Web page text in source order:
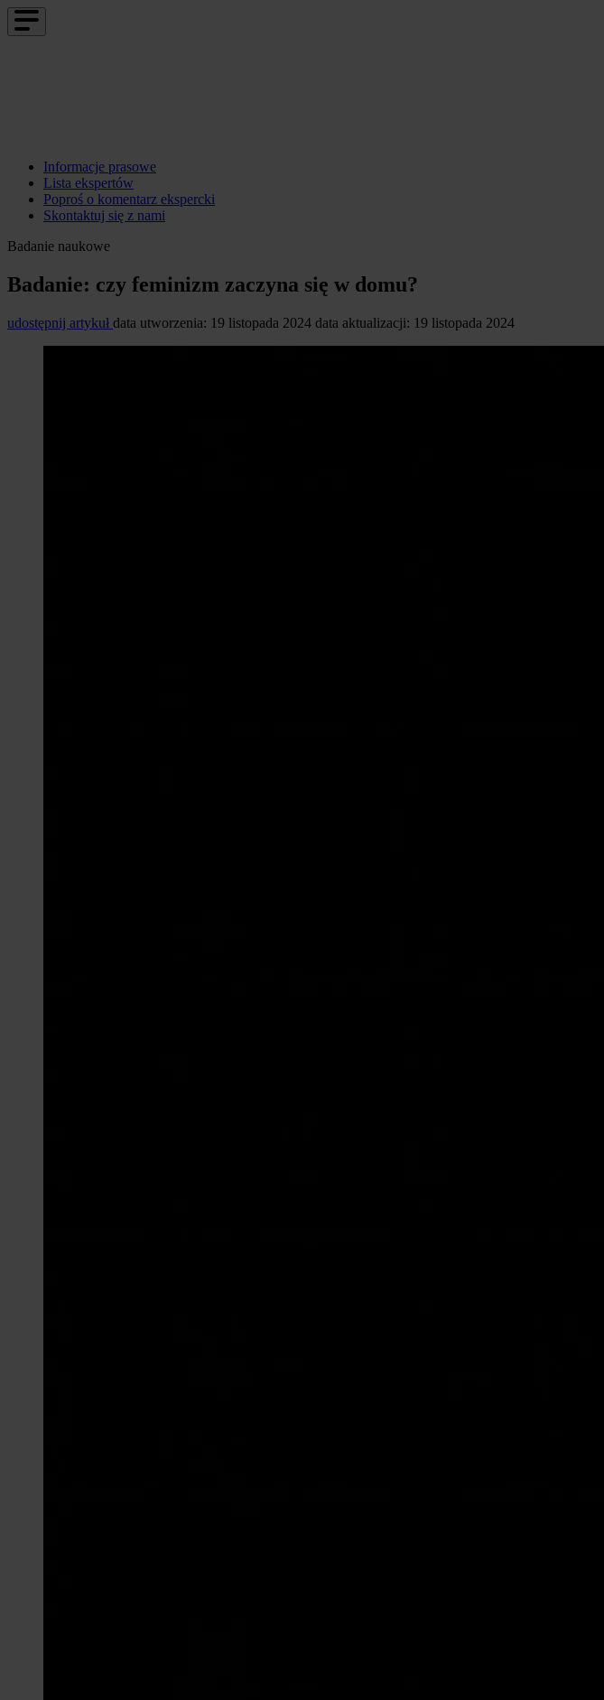
Informacje prasowe
Lista ekspertów
Poproś o komentarz ekspercki
Skontaktuj się z nami
Badanie naukowe
Badanie: czy feminizm zaczyna się w domu?
udostępnij artykuł data utworzenia: 19 listopada 2024 data aktualizacji: 19 listopada 2024